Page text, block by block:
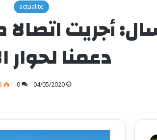
actualite
أجريت اتصالا
دعمنا لحوار
04/05/2020
0